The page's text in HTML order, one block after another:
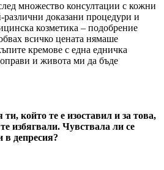
множество консултации с кожни
различни доказани процедури и
козметика – подобрение
всичко цената нямаше
кремове с една едничка
и живота ми да бъде
който те е изоставил и за това,
избягвали. Чувствала ли се
в депресия?